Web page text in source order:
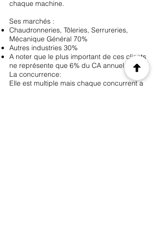
chaque machine.
Ses marchés :
Chaudronneries, Tôleries, Serrureries,
Mécanique Général 70%
Autres industries 30%
A noter que le plus important de ces clients
ne représente que 6% du CA annuel.
La concurrence:
Elle est multiple mais chaque concurrent a